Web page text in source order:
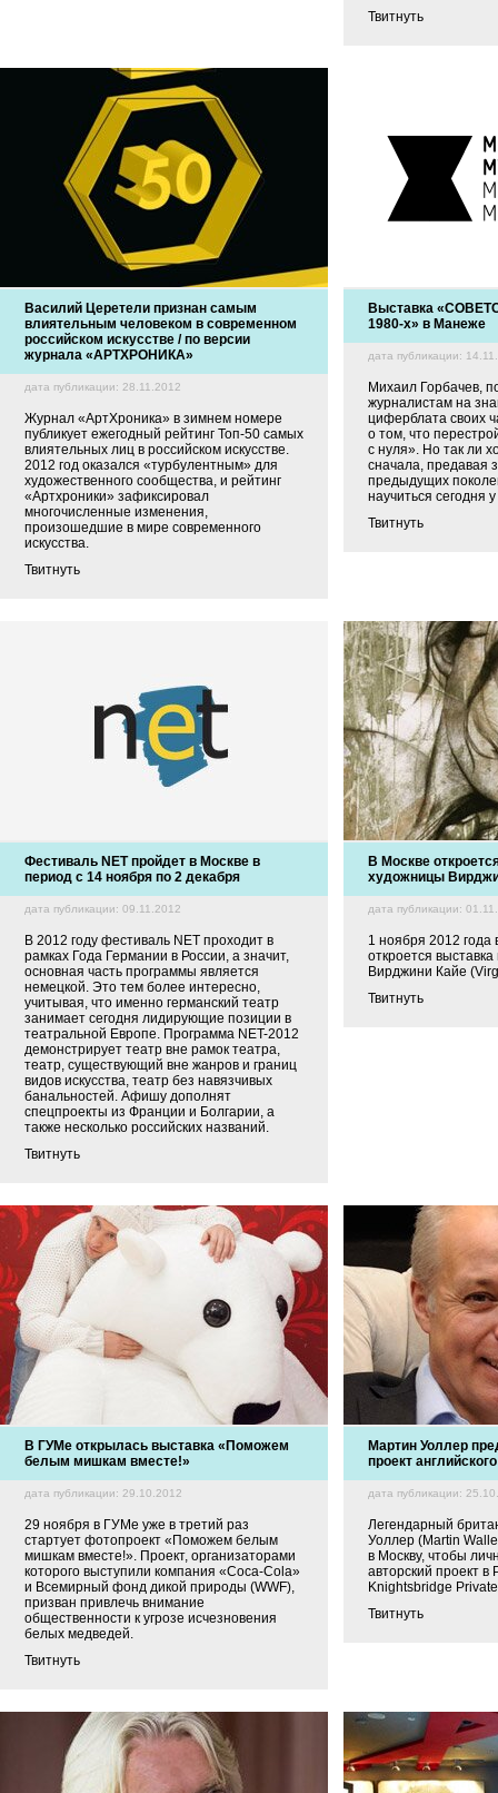
Твитнуть
Василий Церетели признан самым
влиятельным человеком в современном
российском искусстве / по версии
журнала «АРТХРОНИКА»
дата публикации: 28.11.2012
Журнал «АртХроника» в зимнем номере
публикует ежегодный рейтинг Топ-50 самых
влиятельных лиц в российском искусстве.
2012 год оказался «турбулентным» для
художественного сообщества, и рейтинг
«Артхроники» зафиксировал
многочисленные изменения,
произошедшие в мире современного
искусства.
Твитнуть
Выставка
1980-х» в Манеже
дата публикации:
Михаил Горбачев,
журналистам на
циферблата своих
о том, что
с нуля». Но так ли
сначала, предавая
предыдущих
научиться сегодня
Твитнуть
Фестиваль NET пройдет в Москве в
период с 14 ноября по 2 декабря
дата публикации: 09.11.2012
В 2012 году фестиваль NET проходит в
рамках Года Германии в России, а значит,
основная часть программы является
немецкой. Это тем более интересно,
учитывая, что именно германский театр
занимает сегодня лидирующие позиции в
театральной Европе. Программа NET-2012
демонстрирует театр вне рамок театра,
театр, существующий вне жанров и границ
видов искусства, театр без навязчивых
банальностей. Афишу дополнят
спецпроекты из Франции и Болгарии, а
также несколько российских названий.
Твитнуть
В Москве
художницы
дата публикации:
1 ноября 2012 года
откроется
Вирджини Кайе
Твитнуть
В ГУМе открылась выставка «Поможем
белым мишкам вместе!»
дата публикации: 29.10.2012
29 ноября в ГУМе уже в третий раз
стартует фотопроект «Поможем белым
мишкам вместе!». Проект, организаторами
которого выступили компания «Coca-Cola»
и Всемирный фонд дикой природы (WWF),
призван привлечь внимание
общественности к угрозе исчезновения
белых медведей.
Твитнуть
Мартин Уоллер
проект
дата публикации:
Легендарный
Уоллер (Martin
в Москву, чтобы
авторский проект
Knightsbridge
Твитнуть